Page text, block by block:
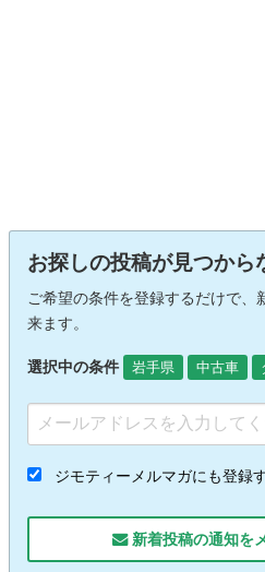
お探しの投稿が見つから
ご希望の条件を登録するだけで、
来ます。
選択中の条件 岩手県 中古車
ジモティーメルマガにも登録
新着投稿の通知を